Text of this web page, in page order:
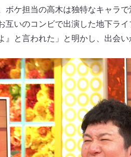
ボケ担当の高木は独特なキャラ
互いのコンビで出演した地下ラ
』と言われた」と明かし、出会